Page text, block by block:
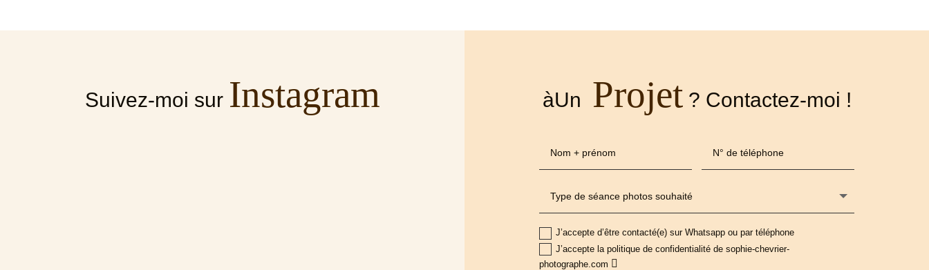
Suivez-moi sur Instagram àUn Projet? Contactez-moi !
J’accepte d’être contacté(e) sur Whatsapp ou par téléphone
J’accepte la politique de confidentialité de sophie-chevrier-
photographe.com